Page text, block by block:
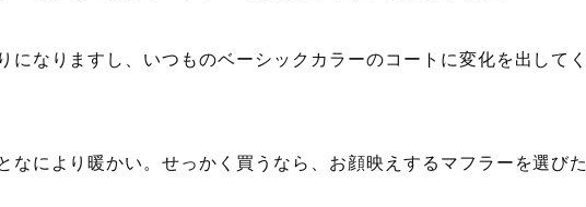
になりますし、いつものベーシックカラーのコートに変化を出してく
なにより暖かい。せっかく買うなら、お顔映えするマフラーを選びた